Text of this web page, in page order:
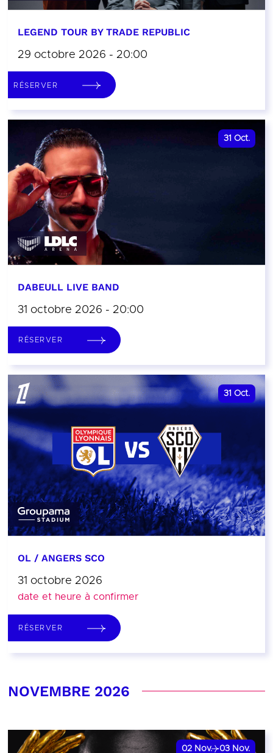
LEGEND TOUR BY TRADE REPUBLIC
29 octobre 2026 - 20:00
RÉSERVER
31 Oct.
DABEULL LIVE BAND
31 octobre 2026 - 20:00
RÉSERVER
31 Oct.
OL / ANGERS SCO
31 octobre 2026
date et heure à confirmer
RÉSERVER
NOVEMBRE 2026
02 Nov. 03 Nov.